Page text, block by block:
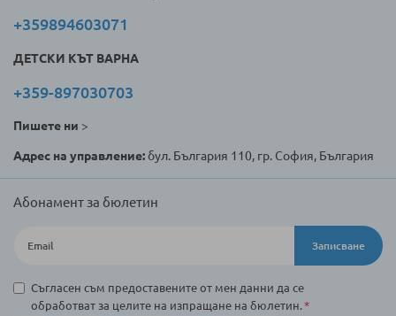
+359894603071
ДЕТСКИ КЪТ ВАРНА
+359-897030703
Пишете ни >
Адрес на управление:бул. България 110, гр. София, България
Абонамент за бюлетин
Записване
Съгласен съм предоставените от мен данни да се
обработват за целите на изпращане на бюлетин.